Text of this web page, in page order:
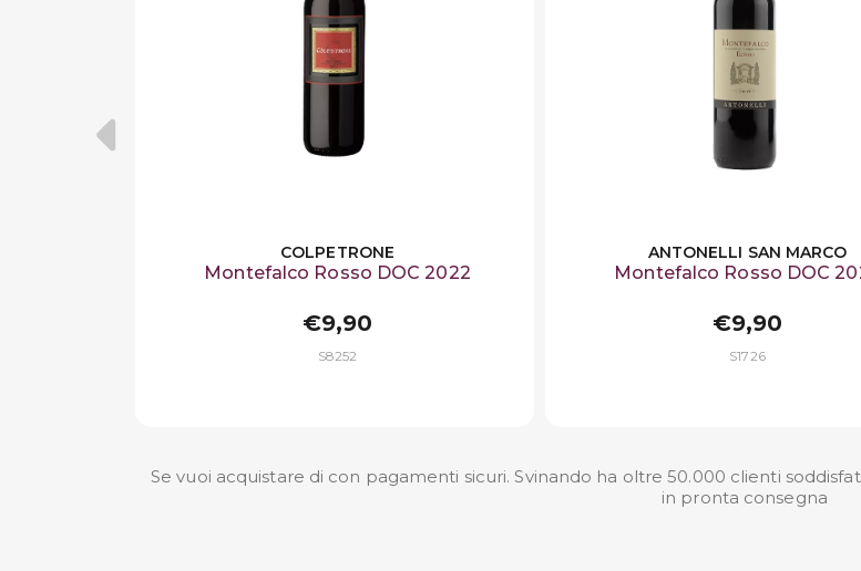
COLPETRONE
Montefalco Rosso DOC 2022
€9,90
S8252
ANTONELLI SAN MARCO
Montefalco Rosso DOC
€9,90
S1726
Se vuoi acquistare di con pagamenti sicuri. Svinando ha oltre 50.000 clienti
in pronta consegna